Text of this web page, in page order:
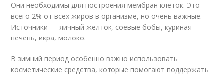
Они необходимы для построения мембран клеток. Это
всего 2% от всех жиров в организме, но очень важные.
Источники — яичный желток, соевые бобы, куриная
печень, икра, молоко.
В зимний период особенно важно использовать
косметические средства, которые помогают поддержать